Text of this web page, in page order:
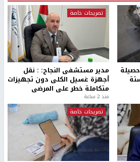
تصريحات خاصة
مدير مستشفى النجاح: : نقل
أجهزة غسيل الكلى دون تجهيزات
متكاملة خطر على المرضى
منذ 2 ساعة
تصريحات خاصة